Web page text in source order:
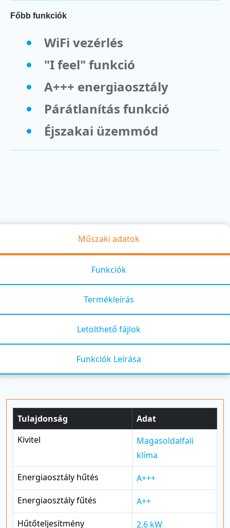
Főbb funkciók
WiFi vezérlés
"I feel" funkció
A+++ energiaosztály
Párátlanítás funkció
Éjszakai üzemmód
Műszaki adatok
Funkciók
Termékleírás
Letölthető fájlok
Funkciók Leírása
Tulajdonság
Adat
Kivitel
Magasoldalfali
klíma
Energiaosztály hűtés
A+++
Energiaosztály fűtés
A++
Hűtőteljesítmény
2.6 kW